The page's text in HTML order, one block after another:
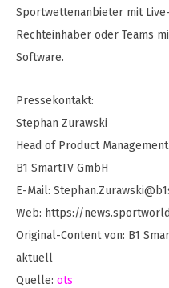
Sportwettenanbieter mit
Rechteinhaber oder Teams
Software.
Pressekontakt:
Stephan Zurawski
Head of Product Management
B1 SmartTV GmbH
E-Mail:
Web: https://
Original-Content von: B1
aktuell
Quelle: ots